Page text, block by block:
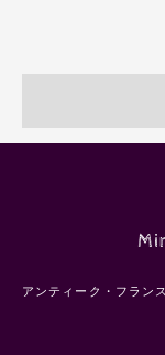
アンティーク・フラ